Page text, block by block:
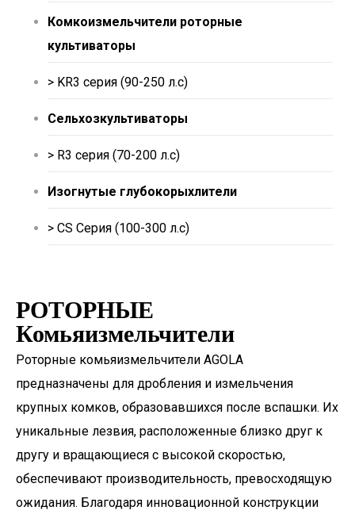
Комкоизмельчители роторные
культиваторы
> KR3 серия (90-250 л.c)
Сельхозкультиваторы
> R3 серия (70-200 л.с)
Изогнутые глубокорыхлители
> CS Серия (100-300 л.c)
РОТОРНЫЕ
Комьяизмельчители
Роторные комьяизмельчители AGOLA
предназначены для дробления и измельчения
крупных комков, образовавшихся после вспашки. Их
уникальные лезвия, расположенные близко друг к
другу и вращающиеся с высокой скоростью,
обеспечивают производительность, превосходящую
ожидания. Благодаря инновационной конструкции